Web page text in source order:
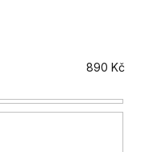
890 Kč